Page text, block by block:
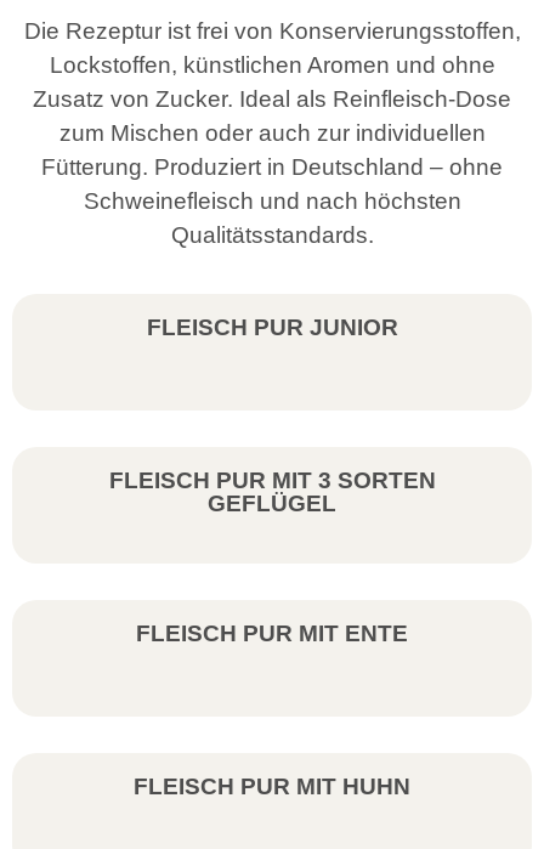
Die Rezeptur ist frei von Konservierungsstoffen,
Lockstoffen, künstlichen Aromen und ohne
Zusatz von Zucker. Ideal als Reinfleisch-Dose
zum Mischen oder auch zur individuellen
Fütterung. Produziert in Deutschland – ohne
Schweinefleisch und nach höchsten
Qualitätsstandards.
FLEISCH PUR JUNIOR
FLEISCH PUR MIT 3 SORTEN
GEFLÜGEL
FLEISCH PUR MIT ENTE
FLEISCH PUR MIT HUHN